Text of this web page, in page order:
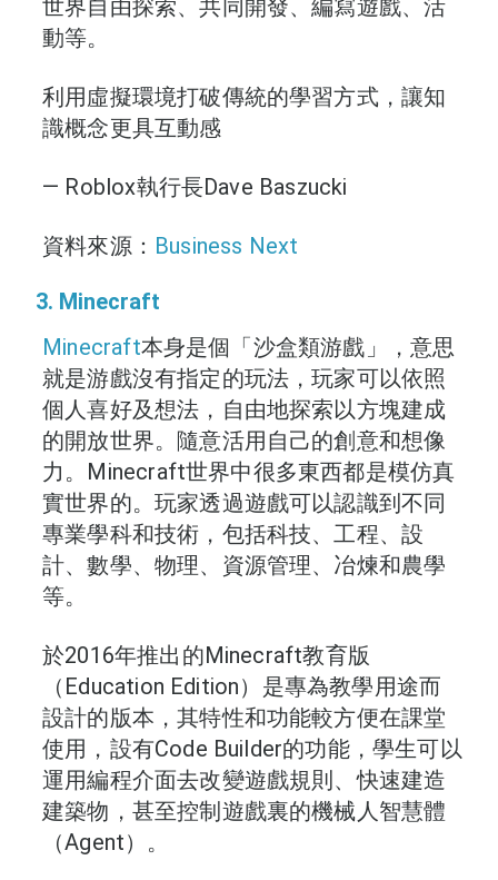
世界自由探索、共同開發、編寫遊戲、活
動等。
利用虛擬環境打破傳統的學習方式，讓知
識概念更具互動感
— Roblox執行長Dave Baszucki
資料來源： Business Next
3. Minecraft
Minecraft本身是個「沙盒類游戲」，意思
就是游戲沒有指定的玩法，玩家可以依照
個人喜好及想法，自由地探索以方塊建成
的開放世界。隨意活用自己的創意和想像
力。Minecraft世界中很多東西都是模仿真
實世界的。玩家透過遊戲可以認識到不同
專業學科和技術，包括科技、工程、設
計、數學、物理、資源管理、冶煉和農學
等。
於2016年推出的Minecraft教育版
（Education Edition）是專為教學用途而
設計的版本，其特性和功能較方便在課堂
使用，設有Code Builder的功能，學生可以
運用編程介面去改變遊戲規則、快速建造
建築物，甚至控制遊戲裏的機械人智慧體
（Agent）。